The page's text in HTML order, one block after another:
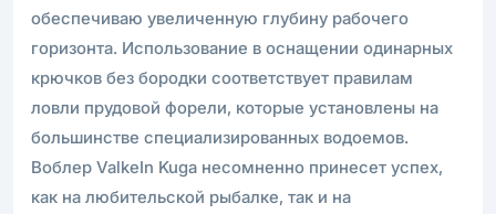
обеспечиваю увеличенную глубину рабочего
горизонта. Использование в оснащении одинарных
крючков без бородки соответствует правилам
ловли прудовой форели, которые установлены на
большинстве специализированных водоемов.
Воблер ValkeIn Kuga несомненно принесет успех,
как на любительской рыбалке, так и на